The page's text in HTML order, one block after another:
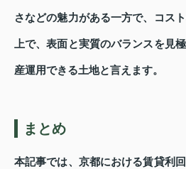
さなどの魅力がある一方で、コス
上で、表面と実質のバランスを見
産運用できる土地と言えます。
まとめ
本記事では、京都における賃貸利